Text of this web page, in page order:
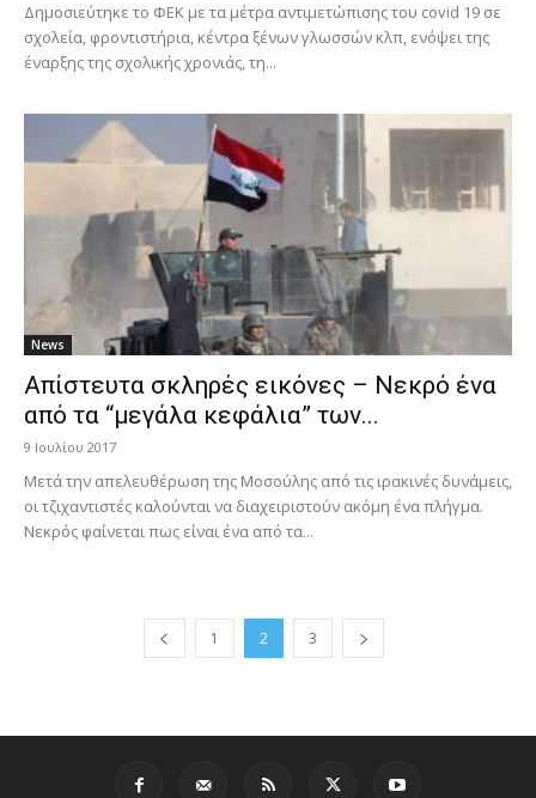
Δημοσιεύτηκε το ΦΕΚ με τα μέτρα αντιμετώπισης του covid 19 σε
σχολεία, φροντιστήρια, κέντρα ξένων γλωσσών κλπ, ενόψει της
έναρξης της σχολικής χρονιάς, τη...
News
Απίστευτα σκληρές εικόνες – Νεκρό ένα
από τα “μεγάλα κεφάλια” των...
9 Ιουλίου 2017
Μετά την απελευθέρωση της Μοσούλης από τις ιρακινές δυνάμεις,
οι τζιχαντιστές καλούνται να διαχειριστούν ακόμη ένα πλήγμα.
Νεκρός φαίνεται πως είναι ένα από τα...
1 2 3